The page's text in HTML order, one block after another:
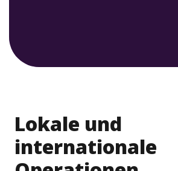
Lokale und
internationale